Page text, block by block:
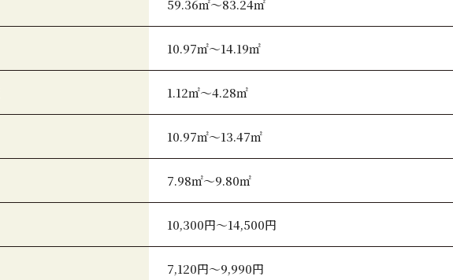
59.36㎡～83.24㎡
10.97㎡～14.19㎡
1.12㎡～4.28㎡
10.97㎡～13.47㎡
7.98㎡～9.80㎡
10,300円～14,500円
7,120円～9,990円